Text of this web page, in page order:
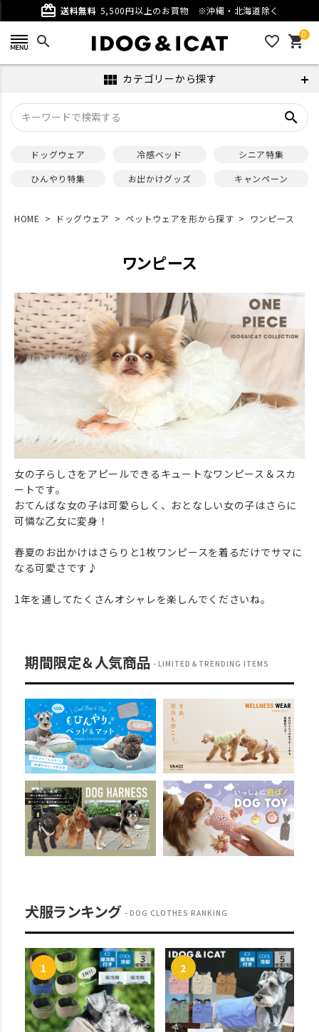
card_giftcard 送料無料 5,500円以上のお買物 ※沖縄・北海道除く
search favorite_outline 0
shopping_cart
view_module カテゴリーから探す
search
ドッグウェア 冷感ベッド
シニア特集
ひんやり特集
お出かけグッズ キャンペーン
HOME ドッグウェア ペットウェアを形から探す ワンピース
ワンピース
女の子らしさをアピールできるキュートなワンピース＆スカ
ートです。
おてんばな女の子は可愛らしく、おとなしい女の子はさらに
可憐な乙女に変身！
春夏のお出かけはさらりと1枚ワンピースを着るだけでサマに
なる可愛さです♪
1年を通してたくさんオシャレを楽しんでくださいね。
期間限定＆人気商品 LIMITED＆TRENDING ITEMS
犬服ランキング DOG CLOTHES RANKING